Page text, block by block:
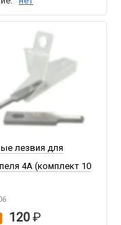
лезвия для
4A (комплект 10
120